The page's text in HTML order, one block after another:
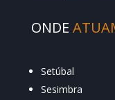
ONDE
Setúbal
Sesimbra